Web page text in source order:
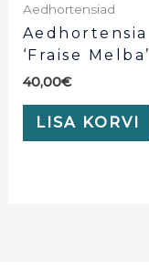
Aedhortensiad
Aedhortensia
‘Fraise Melba’
40,00€
LISA KORVI